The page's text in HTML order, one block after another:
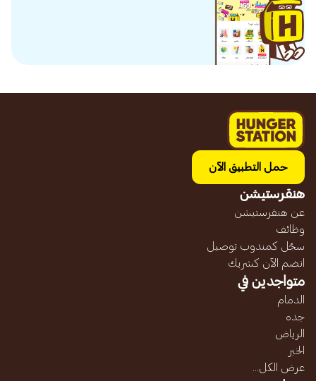
حمل التطبيق الآن
هنقرستيشن
عن هنقرستيشن
وظائف
سجّل كمندوب توصيل
انضم الآن كشريك
متواجدين في
الدمام
جده
الرياض
الخبر
عرض الكل...